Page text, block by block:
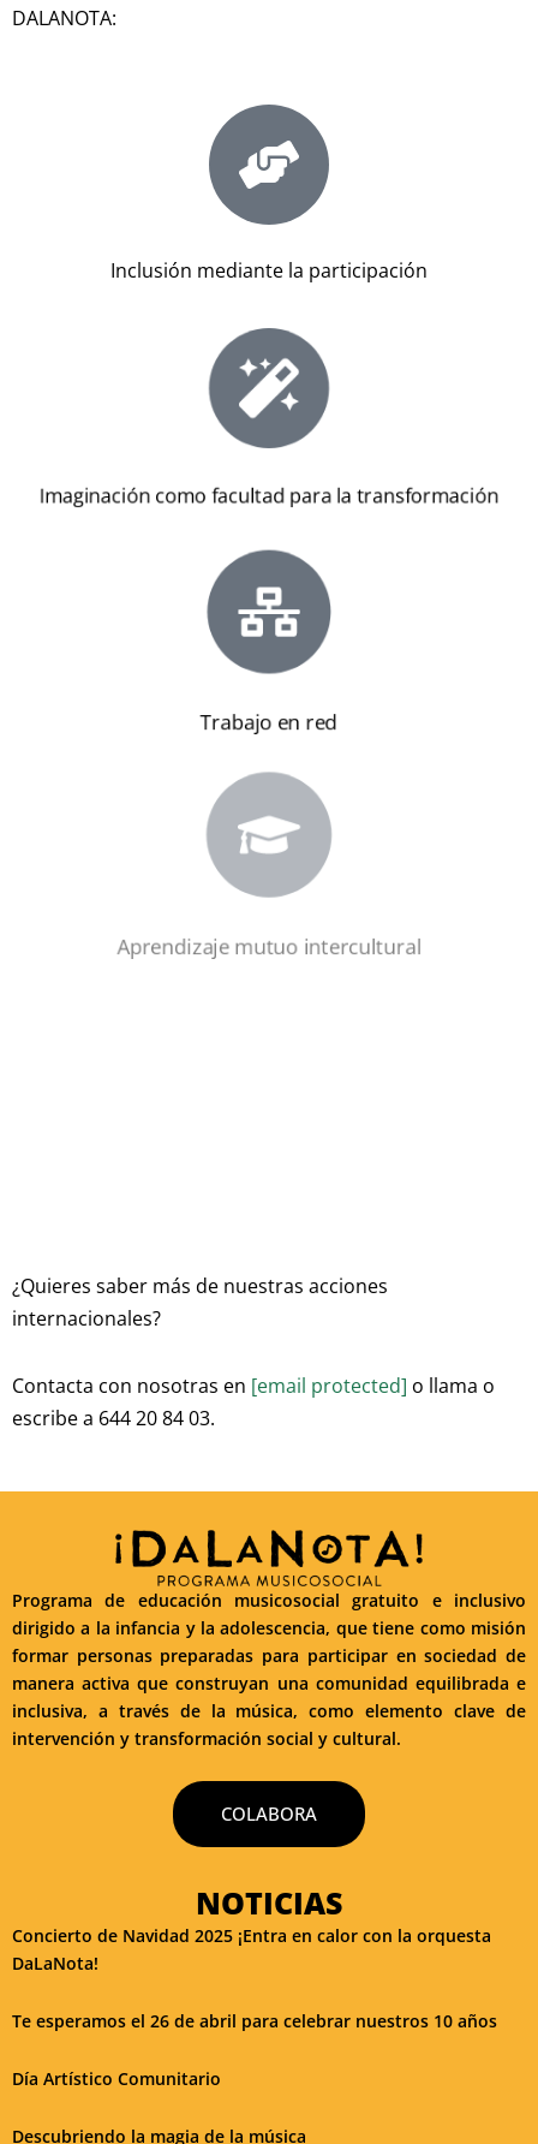
DALANOTA:
Inclusión mediante la participación
Imaginación como facultad para la transformación
Trabajo en red
Aprendizaje mutuo intercultural
¿Quieres saber más de nuestras acciones
internacionales?
Contacta con nosotras en [email protected] o llama o
escribe a 644 20 84 03.
Programa de educación musicosocial gratuito e inclusivo
dirigido a la infancia y la adolescencia, que tiene como misión
formar personas preparadas para participar en sociedad de
manera activa que construyan una comunidad equilibrada e
inclusiva, a través de la música, como elemento clave de
intervención y transformación social y cultural.
COLABORA
NOTICIAS
Concierto de Navidad 2025 ¡Entra en calor con la orquesta
DaLaNota!
Te esperamos el 26 de abril para celebrar nuestros 10 años
Día Artístico Comunitario
Descubriendo la magia de la música